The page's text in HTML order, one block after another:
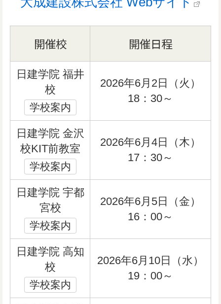
開催校 開催日程
日建学院 福井
校
学校案内
2026年6月2日（火）
18：30～
日建学院 金沢
校KIT前教室
学校案内
2026年6月4日（木）
17：30～
日建学院 宇都
宮校
学校案内
2026年6月5日（金）
16：00～
日建学院 高知
校
学校案内
2026年6月10日（水）
19：00～